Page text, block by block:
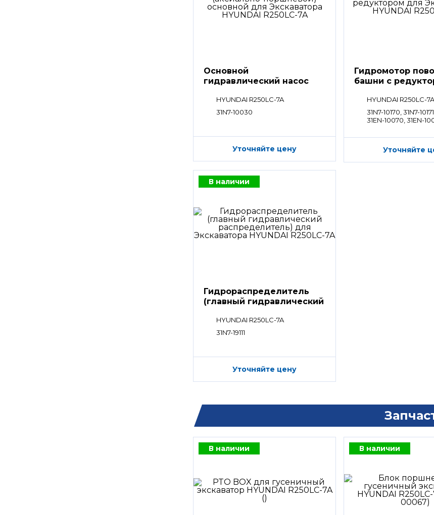
Основной
гидравлический насос
HYUNDAI R250LC-7A
31N7-10030
Уточняйте цену
Гидромотор
башни с
HYUNDAI R250LC-7A
31N7-10170, 31N7-
31EN-10070, 31EN-
Уточняйте
В наличии
Гидрораспределитель
(главный гидравлический
HYUNDAI R250LC-7A
31N7-19111
Уточняйте цену
В наличии В наличии